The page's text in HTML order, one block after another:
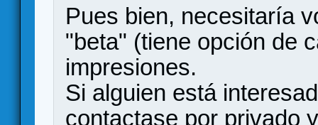
Pues bien, necesitaría
"beta" (tiene opción de
impresiones.
Si alguien está
contactase por privado